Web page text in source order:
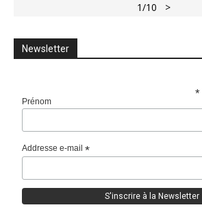
1/10 >
Newsletter
*
Prénom
Addresse e-mail*